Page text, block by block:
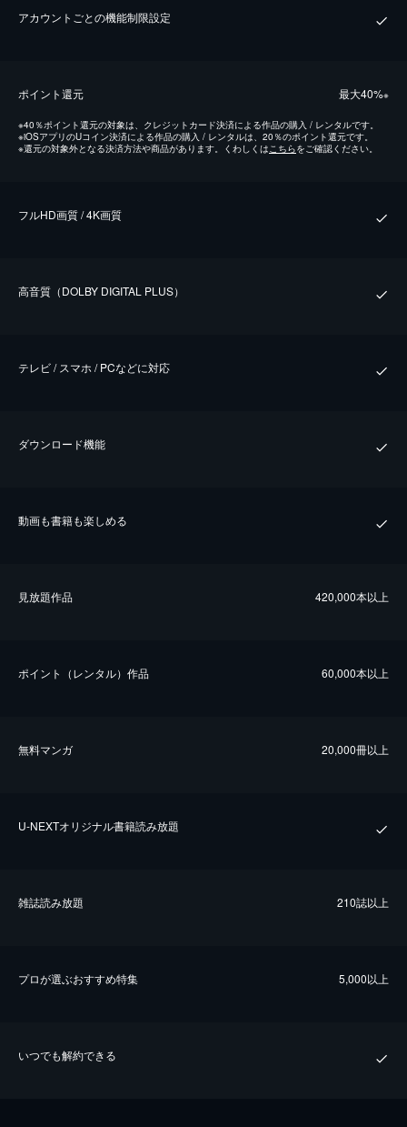
アカウントごとの機能制限設定
ポイント還元 最⼤40%※
※40％ポイント還元の対象は、クレジットカード決済による作品の購入 / レンタルです。
※iOSアプリのUコイン決済による作品の購入 / レンタルは、20％のポイント還元です。
※還元の対象外となる決済方法や商品があります。くわしくはこちらをご確認ください。
フルHD画質 / 4K画質
⾼⾳質（DOLBY DIGITAL PLUS）
テレビ / スマホ / PCなどに対応
ダウンロード機能
動画も書籍も楽しめる
⾒放題作品 420,000本以上
ポイント（レンタル）作品 60,000本以上
無料マンガ 20,000冊以上
U-NEXTオリジナル書籍読み放題
雑誌読み放題 210誌以上
プロが選ぶおすすめ特集 5,000以上
いつでも解約できる